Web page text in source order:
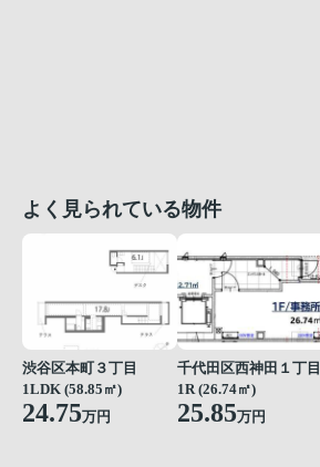
よく見られている物件
渋谷区本町３丁目
1LDK (58.85㎡)
24.75万円
千代田区西神田１丁目
1R (26.74㎡)
25.85万円